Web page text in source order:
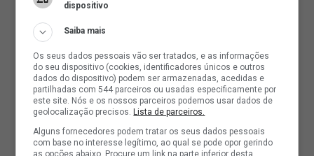
dispositivo
Saiba mais
Os seus dados pessoais vão ser tratados, e as informações
do seu dispositivo (cookies, identificadores únicos e outros
dados do dispositivo) podem ser armazenadas, acedidas e
partilhadas com 544 parceiros ou usadas especificamente por
este site. Nós e os nossos parceiros podemos usar dados de
geolocalização precisos. Lista de parceiros.
Alguns fornecedores podem tratar os seus dados pessoais
com base no interesse legítimo, ao qual se pode opor gerindo
as opções abaixo. Procure um link na parte inferior desta